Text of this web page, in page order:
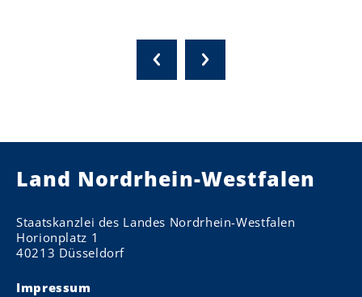
Land Nordrhein-Westfalen
Staatskanzlei des Landes Nordrhein-Westfalen
Horionplatz 1
40213 Düsseldorf
Impressum